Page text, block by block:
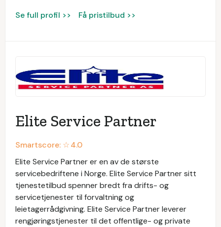
Se full profil >> Få pristilbud >>
Elite Service Partner
Smartscore: ☆4.0
Elite Service Partner er en av de største
servicebedriftene i Norge. Elite Service Partner sitt
tjenestetilbud spenner bredt fra drifts- og
servicetjenester til forvaltning og
leietagerrådgivning. Elite Service Partner leverer
rengjøringstjenester til det offentlige- og private